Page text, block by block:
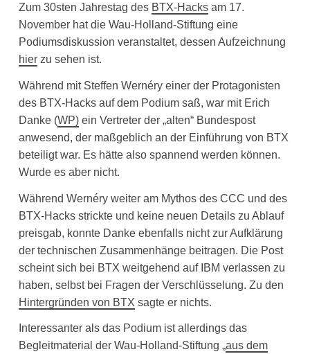
Zum 30sten Jahrestag des BTX-Hacksam 17.
November hat die Wau-Holland-Stiftung eine
Podiumsdiskussion veranstaltet, dessen Aufzeichnung
hierzu sehen ist.
Während mit Steffen Wernéry einer der Protagonisten
des BTX-Hacks auf dem Podium saß, war mit Erich
Danke (WP)ein Vertreter der „alten“ Bundespost
anwesend, der maßgeblich an der Einführung von BTX
beteiligt war. Es hätte also spannend werden können.
Wurde es aber nicht.
Während Wernéry weiter am Mythos des CCC und des
BTX-Hacks strickte und keine neuen Details zu Ablauf
preisgab, konnte Danke ebenfalls nicht zur Aufklärung
der technischen Zusammenhänge beitragen. Die Post
scheint sich bei BTX weitgehend auf IBM verlassen zu
haben, selbst bei Fragen der Verschlüsselung. Zu den
Hintergründen von BTX sagte er nichts.
Interessanter als das Podium ist allerdings das
Begleitmaterial der Wau-Holland-Stiftung „aus dem